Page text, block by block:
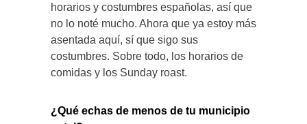
horarios y costumbres españolas, así que
no lo noté mucho. Ahora que ya estoy más
asentada aquí, sí que sigo sus
costumbres. Sobre todo, los horarios de
comidas y los Sunday roast.
¿Qué echas de menos de tu municipio